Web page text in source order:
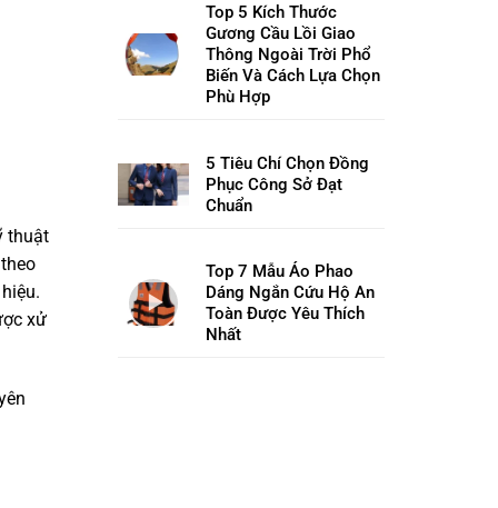
thuật
xử
Top 5 Kích Thước
Gương Cầu Lồi Giao
Thông Ngoài Trời Phổ
Biến Và Cách Lựa Chọn
Phù Hợp
5 Tiêu Chí Chọn Đồng
Phục Công Sở Đạt
Chuẩn
Top 7 Mẫu Áo Phao
Dáng Ngắn Cứu Hộ An
Toàn Được Yêu Thích
Nhất